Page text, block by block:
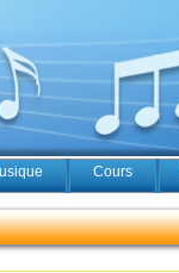
Cours